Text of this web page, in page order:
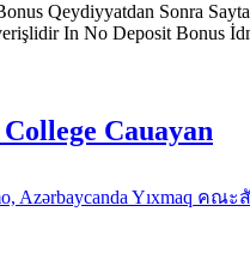
Qeydiyyatdan Sonra
In No Deposit Bonus
Cauayan
Azərbaycanda